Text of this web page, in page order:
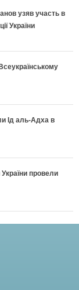
узяв участь в
України
Ід аль-Адха в
провели